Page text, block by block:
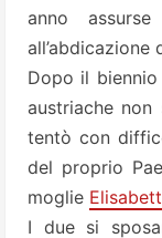
anno
all’abdicazione
Dopo il
austriache non
tentò con
del proprio
moglie
I due si